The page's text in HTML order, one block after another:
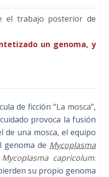
el trabajo posterior de
un genoma, y
de ficción “La mosca”,
provoca la fusión
de una mosca, el equipo
de Mycoplasma
Mycoplasma capricolum.
su propio genoma